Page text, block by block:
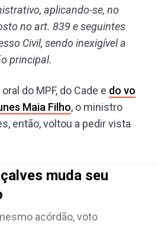
aplicando-se, no
no art. 839 e seguintes
Civil, sendo inexigível a
principal.
do MPF, do Cade e do vo
Maia Filho, o ministro
então, voltou a pedir vista
muda seu
acórdão, voto